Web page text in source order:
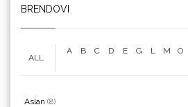
BRENDOVI
ALL
A B C D E G L M O
Aslan (8)